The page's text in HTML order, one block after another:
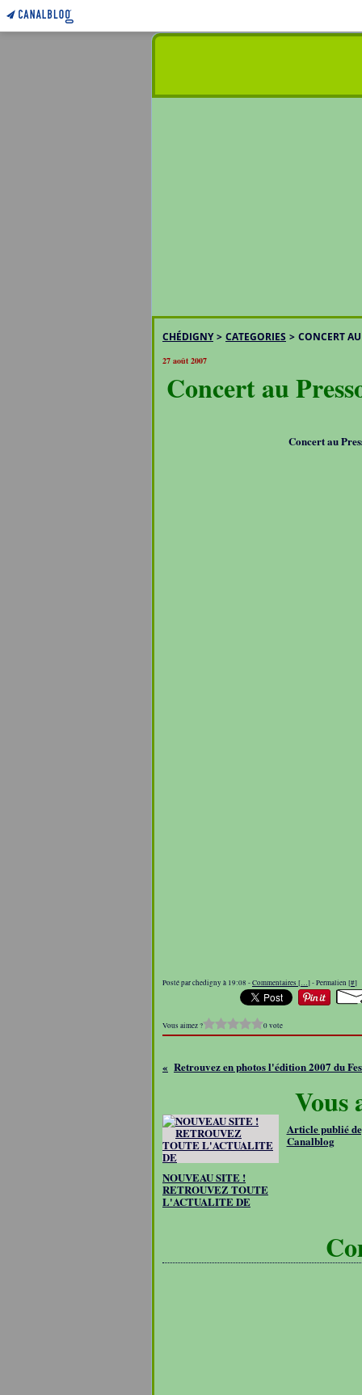
CHÉDIGNY > CATEGORIES > CONCERT
27 août 2007
Concert au
Concert au
Posté par chedigny à 19:08 -Commentaires […]- Permalien [#]
Vous aimez ? 0 vote
Vous
NOUVEAU SITE !
RETROUVEZ TOUTE
L'ACTUALITE DE
Article publié
Canalblog